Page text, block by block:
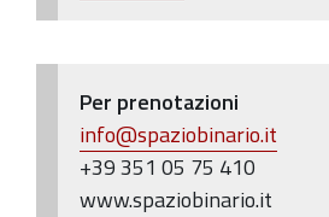
Per prenotazioni
info@spaziobinario.it
+39 351 05 75 410
www.spaziobinario.it